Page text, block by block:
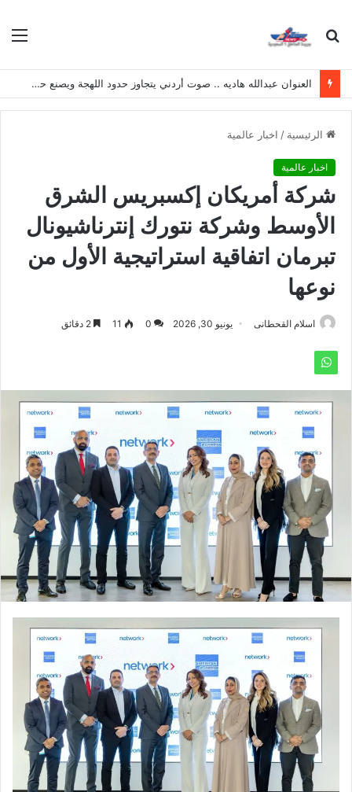
بحث
العنوان عبدالله هاديه .. صوت أردني يتجاوز حدود اللهجة ويصنع حضوره الخاص
الرئيسية / اخبار عالمية
اخبار عالمية
شركة أمريكان إكسبريس الشرق
الأوسط وشركة نتورك إنترناشيونال
تبرمان اتفاقية استراتيجية الأول من
نوعها
اسلام القحطانى يونيو 30, 2026 0
11